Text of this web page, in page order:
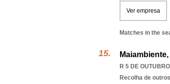
Ver empresa
Matches in the
Maiambiente,
R 5 DE
Recolha de